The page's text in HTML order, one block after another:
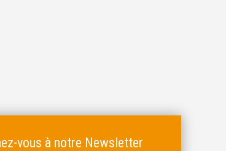
vous à notre Newsletter